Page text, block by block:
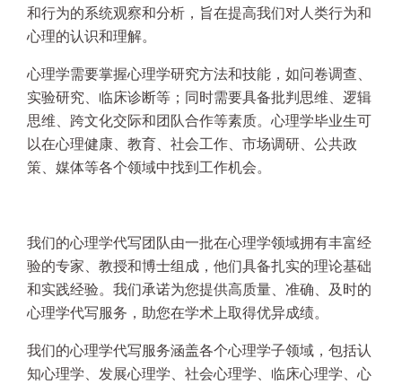
和行为的系统观察和分析，旨在提高我们对人类行为和
心理的认识和理解。
心理学需要掌握心理学研究方法和技能，如问卷调查、
实验研究、临床诊断等；同时需要具备批判思维、逻辑
思维、跨文化交际和团队合作等素质。心理学毕业生可
以在心理健康、教育、社会工作、市场调研、公共政
策、媒体等各个领域中找到工作机会。
我们的心理学代写团队由一批在心理学领域拥有丰富经
验的专家、教授和博士组成，他们具备扎实的理论基础
和实践经验。我们承诺为您提供高质量、准确、及时的
心理学代写服务，助您在学术上取得优异成绩。
我们的心理学代写服务涵盖各个心理学子领域，包括认
知心理学、发展心理学、社会心理学、临床心理学、心